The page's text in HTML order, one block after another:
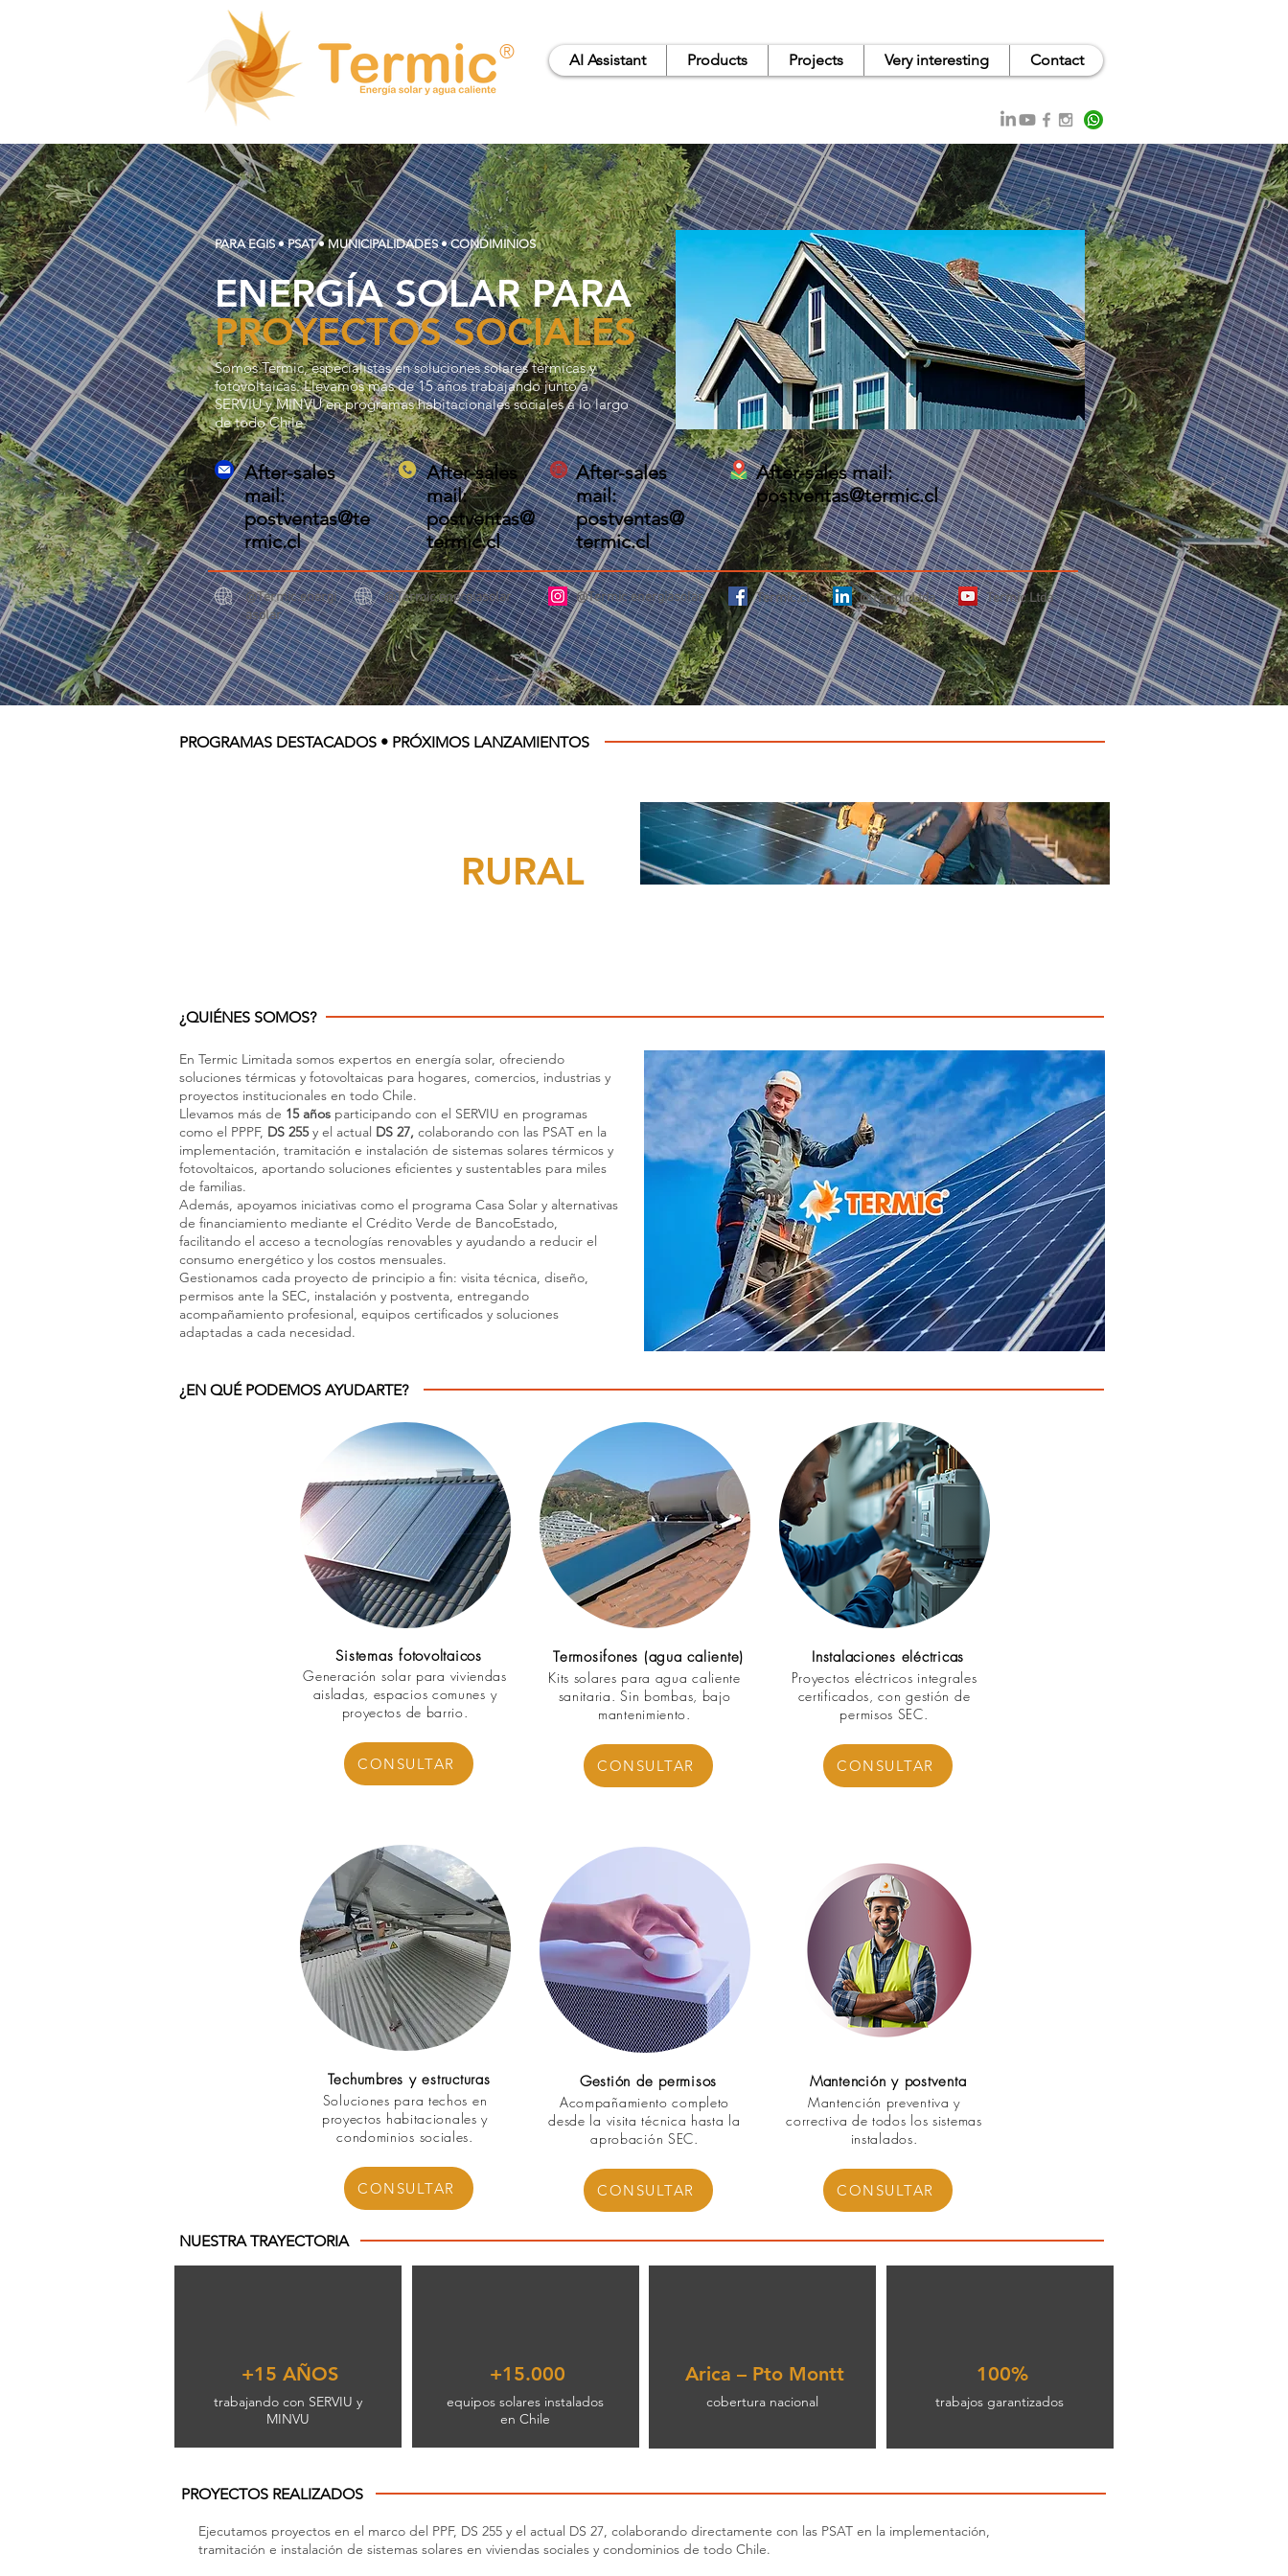
® AI Assistant Products Projects Very interesting Contact
PARA EGIS • PSAT • MUNICIPALIDADES • CONDIMINIOS
ENERGÍA SOLAR PARA
PROYECTOS SOCIALES
Somos Termic, especialistas en soluciones solares térmicas y
fotovoltaicas. Llevamos más de 15 años trabajando junto a
SERVIU y MINVU en programas habitacionales sociales a lo largo
de todo Chile.
After-sales
mail:
postventas@te
rmic.cl
After-sales
mail:
postventas@
termic.cl
After-sales
mail:
postventas@
termic.cl
After-sales mail:
postventas@termic.cl
Termic Ltda
@Termic.energi
asolar
@Termic.energiasolar @Termic.energiasolar Termic.cl @TermicLtda
PROGRAMAS DESTACADOS • PRÓXIMOS LANZAMIENTOS
RURAL
¿QUIÉNES SOMOS?
En Termic Limitada somos expertos en energía solar, ofreciendo
soluciones térmicas y fotovoltaicas para hogares, comercios, industrias y
proyectos institucionales en todo Chile.​
Llevamos más de 15 años participando con el SERVIU en programas
como el PPPF, DS 255y el actual DS 27, colaborando con las PSAT en la
implementación, tramitación e instalación de sistemas solares térmicos y
fotovoltaicos, aportando soluciones eficientes y sustentables para miles
de familias.​
Además, apoyamos iniciativas como el programa Casa Solar y alternativas
de financiamiento mediante el Crédito Verde de BancoEstado,
facilitando el acceso a tecnologías renovables y ayudando a reducir el
consumo energético y los costos mensuales.
Gestionamos cada proyecto de principio a fin: visita técnica, diseño,
permisos ante la SEC, instalación y postventa, entregando
acompañamiento profesional, equipos certificados y soluciones
adaptadas a cada necesidad.
¿EN QUÉ PODEMOS AYUDARTE?
Sistemas fotovoltaicos
Generación solar para viviendas
aisladas, espacios comunes y
proyectos de barrio.
CONSULTAR
Techumbres y estructuras
Soluciones para techos en
proyectos habitacionales y
condominios sociales.
CONSULTAR
Termosifones (agua caliente)
Kits solares para agua caliente
sanitaria. Sin bombas, bajo
mantenimiento.
CONSULTAR
Gestión de permisos
Acompañamiento completo
desde la visita técnica hasta la
aprobación SEC.
CONSULTAR
Instalaciones eléctricas
Proyectos eléctricos integrales
certificados, con gestión de
permisos SEC.
CONSULTAR
Mantención y postventa
Mantención preventiva y
correctiva de todos los sistemas
instalados.
CONSULTAR
NUESTRA TRAYECTORIA
+15 AÑOS
trabajando con SERVIU y
MINVU
+15.000
equipos solares instalados
en Chile
Arica – Pto Montt
cobertura nacional
100%
trabajos garantizados
PROYECTOS REALIZADOS
Ejecutamos proyectos en el marco del PPF, DS 255 y el actual DS 27, colaborando directamente con las PSAT en la implementación,
tramitación e instalación de sistemas solares en viviendas sociales y condominios de todo Chile.